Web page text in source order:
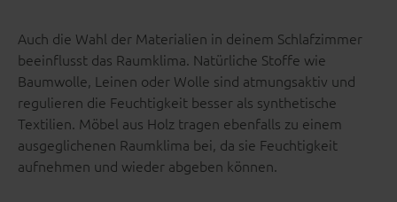
Auch die Wahl der Materialien in deinem Schlafzimmer
beeinflusst das Raumklima. Natürliche Stoffe wie
Baumwolle, Leinen oder Wolle sind atmungsaktiv und
regulieren die Feuchtigkeit besser als synthetische
Textilien. Möbel aus Holz tragen ebenfalls zu einem
ausgeglichenen Raumklima bei, da sie Feuchtigkeit
aufnehmen und wieder abgeben können.